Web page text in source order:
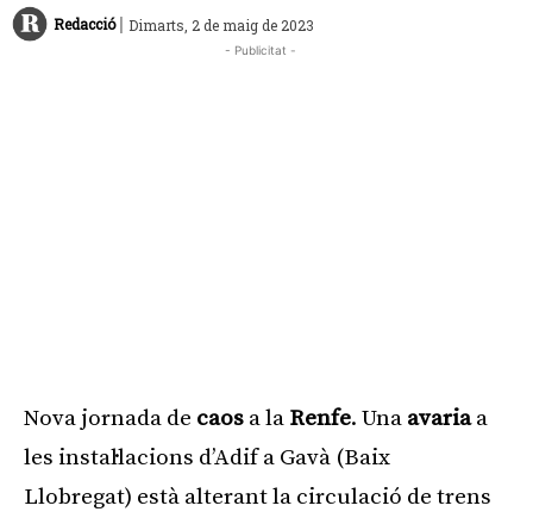
Redacció | Dimarts, 2 de maig de 2023
- Publicitat -
Nova jornada de caos a la Renfe. Una avariaa
les instal·lacions d’Adif a Gavà (Baix
Llobregat) està alterant la circulació de trens